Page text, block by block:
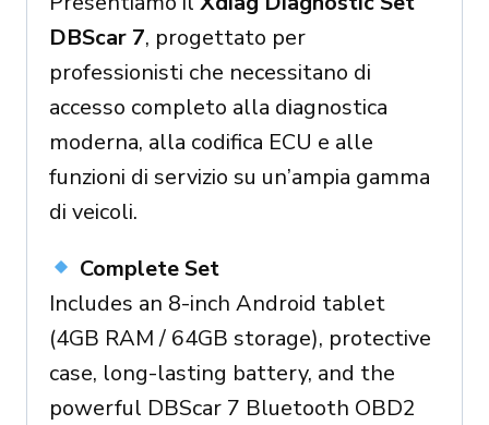
LICENSE
quantity
DBScar 7, progettato per
professionisti che necessitano di
accesso completo alla diagnostica
moderna, alla codifica ECU e alle
funzioni di servizio su un’ampia gamma
di veicoli.
Complete Set
Includes an 8-inch Android tablet
(4GB RAM / 64GB storage), protective
case, long-lasting battery, and the
powerful DBScar 7 Bluetooth OBD2